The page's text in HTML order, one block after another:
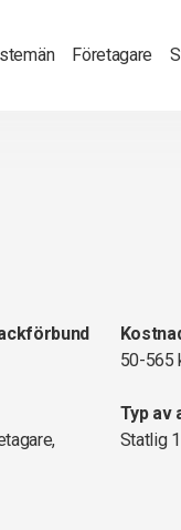
Företagare
50-565
Typ av
Statlig